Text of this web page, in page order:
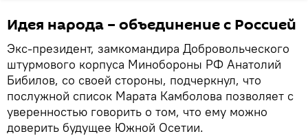
Идея народа – объединение с Россией
Экс-президент, замкомандира Добровольческого
штурмового корпуса Минобороны РФ Анатолий
Бибилов, со своей стороны, подчеркнул, что
послужной список Марата Камболова позволяет с
уверенностью говорить о том, что ему можно
доверить будущее Южной Осетии.